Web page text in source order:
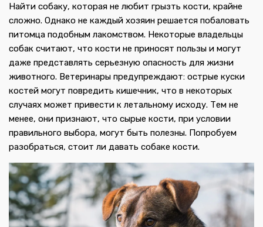
Найти собаку, которая не любит грызть кости, крайне
сложно. Однако не каждый хозяин решается побаловать
питомца подобным лакомством. Некоторые владельцы
собак считают, что кости не приносят пользы и могут
даже представлять серьезную опасность для жизни
животного. Ветеринары предупреждают: острые куски
костей могут повредить кишечник, что в некоторых
случаях может привести к летальному исходу. Тем не
менее, они признают, что сырые кости, при условии
правильного выбора, могут быть полезны. Попробуем
разобраться, стоит ли давать собаке кости.